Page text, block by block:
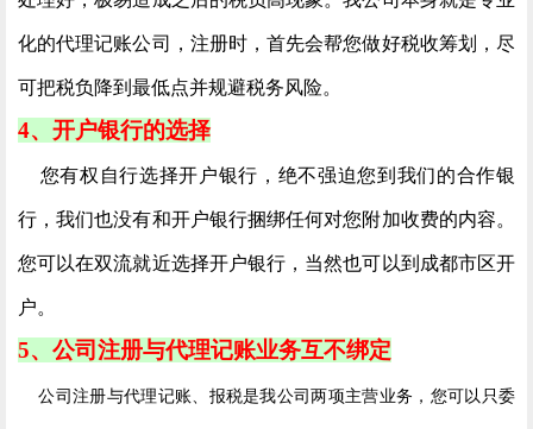
化的代理记账公司，注册时，首先会帮您做好税收筹划，尽
可把税负降到最低点并规避税务风险。
4、开户银行的选择
您有权自行选择开户银行，绝不强迫您到我们的合作银
行，我们也没有和开户银行捆绑任何对您附加收费的内容。
您可以在双流就近选择开户银行，当然也可以到成都市区开
户。
5、公司注册与代理记账业务互不绑定
公司注册与代理记账、报税是我公司两项主营业务，您可以只委